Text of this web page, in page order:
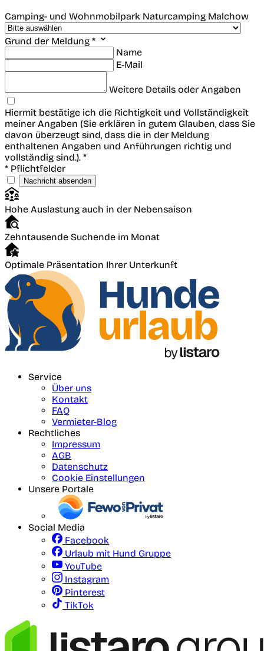
Camping- und Wohnmobilpark Naturcamping Malchow
Grund der Meldung *
Name
E-Mail
Weitere Details oder Angaben
Hiermit bestätige ich die Richtigkeit und Vollständigkeit
meiner Angaben (Sie erklären in gutem Glauben, dass Sie
davon überzeugt sind, dass die in der Meldung
enthaltenen Angaben und Anführungen richtig und
vollständig sind.). *
* Pflichtfelder
Nachricht absenden
Hohe Auslastung auch in der Nebensaison
Zehntausende Suchende im Monat
Optimale Präsentation Ihrer Unterkunft
Service
Über uns
Kontakt
FAQ
Vermieter-Blog
Rechtliches
Impressum
AGB
Datenschutz
Cookie Einstellungen
Unsere Portale
Social Media
Facebook
Urlaub mit Hund Gruppe
YouTube
Instagram
Pinterest
TikTok